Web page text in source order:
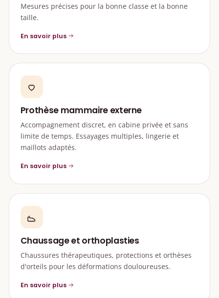
Mesures précises pour la bonne classe et la bonne
taille.
En savoir plus
Prothèse mammaire externe
Accompagnement discret, en cabine privée et sans
limite de temps. Essayages multiples, lingerie et
maillots adaptés.
En savoir plus
Chaussage et orthoplasties
Chaussures thérapeutiques, protections et orthèses
d'orteils pour les déformations douloureuses.
En savoir plus